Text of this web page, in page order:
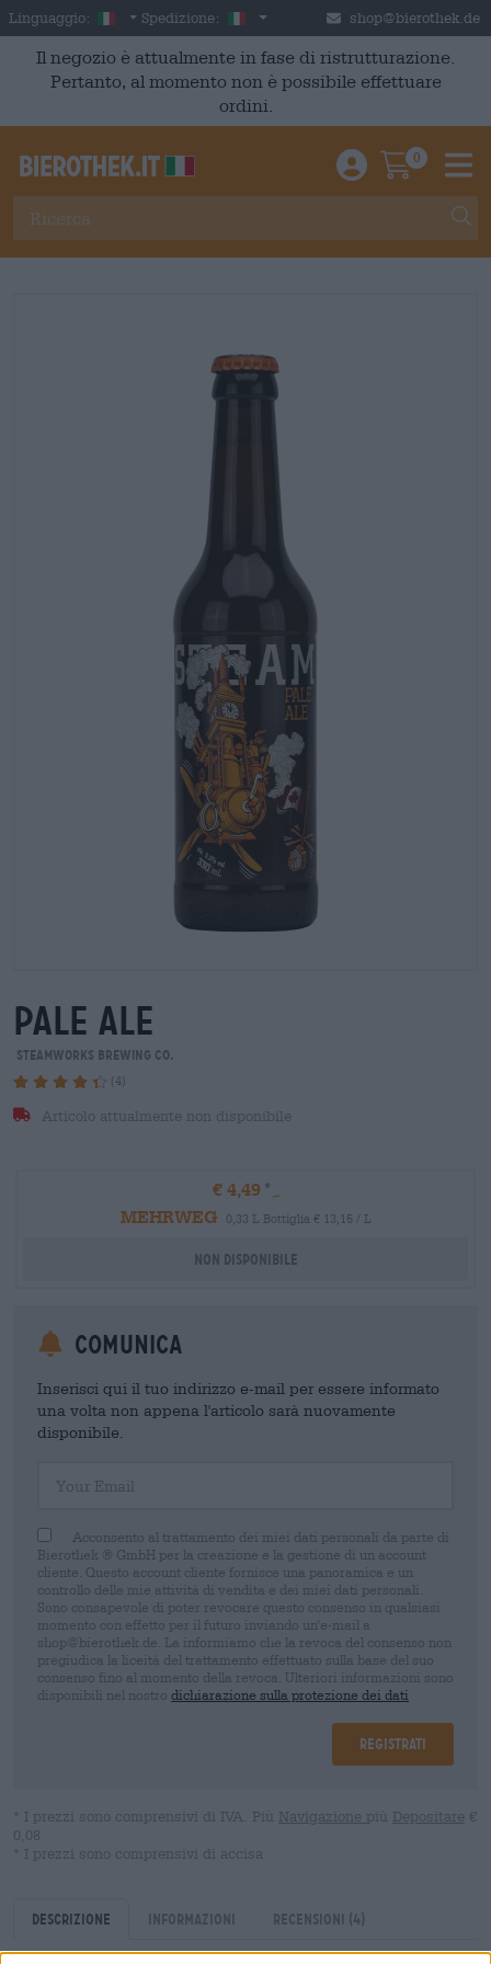
Skip to main content
Linguaggio: Italian
Spedizione: Italia shop@bierothek.de
Il negozio è attualmente in fase di ristrutturazione.
Pertanto, al momento non è possibile effettuare
ordini.
Einloggen /
0
pale ale
Steamworks Brewing Co.
(4)
Articolo attualmente non disponibile
€ 4,49
MEHRWEG
0,33 L Bottiglia € 13,15 / L
Non disponibile
Comunica
Inserisci qui il tuo indirizzo e-mail per essere informato
una volta non appena l'articolo sarà nuovamente
disponibile.
Acconsento al trattamento dei miei dati personali da parte di
Bierothek ® GmbH per la creazione e la gestione di un account
cliente. Questo account cliente fornisce una panoramica e un
controllo delle mie attività di vendita e dei miei dati personali.
Sono consapevole di poter revocare questo consenso in qualsiasi
momento con effetto per il futuro inviando un'e-mail a
shop@bierothek.de. La informiamo che la revoca del consenso non
pregiudica la liceità del trattamento effettuato sulla base del suo
consenso fino al momento della revoca. Ulteriori informazioni sono
disponibili nel nostro dichiarazione sulla protezione dei dati
Registrati
* I prezzi sono comprensivi di IVA. Più Navigazione più Depositare €
0,08
* I prezzi sono comprensivi di accisa
Descrizione Informazioni Recensioni (4)